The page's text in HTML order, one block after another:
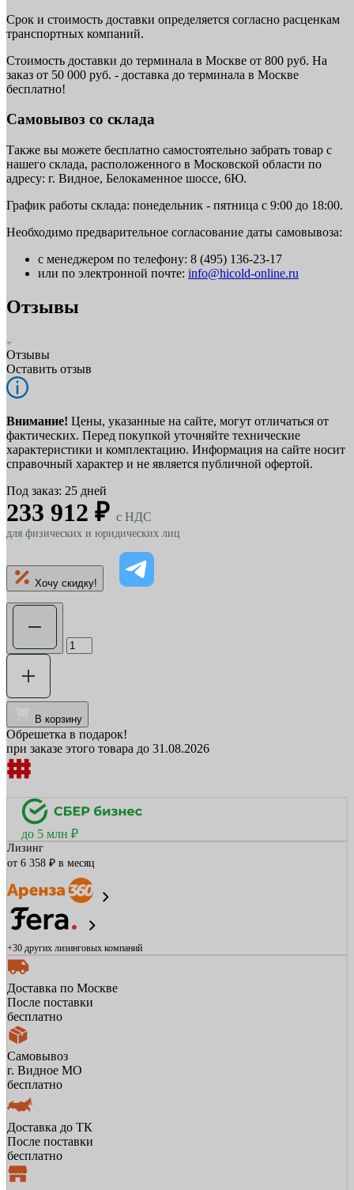
Срок и стоимость доставки определяется согласно расценкам
транспортных компаний.
Стоимость доставки до терминала в Москве от 800 руб. На
заказ от 50 000 руб. - доставка до терминала в Москве
бесплатно!
Самовывоз со склада
Также вы можете бесплатно самостоятельно забрать товар с
нашего склада, расположенного в Московской области по
адресу: г. Видное, Белокаменное шоссе, 6Ю.
График работы склада: понедельник - пятница с 9:00 до 18:00.
Необходимо предварительное согласование даты самовывоза:
с менеджером по телефону: 8 (495) 136-23-17
или по электронной почте: info@hicold-online.ru
Отзывы
Отзывы
Оставить отзыв
Внимание! Цены, указанные на сайте, могут отличаться от
фактических. Перед покупкой уточняйте технические
характеристики и комплектацию. Информация на сайте носит
справочный характер и не является публичной офертой.
Под заказ: 25 дней
233 912 ₽ c НДС
для физических и юридических лиц
Хочу скидку!
В корзину
Обрешетка в подарок!
при заказе этого товара до 31.08.2026
до 5 млн ₽
Лизинг
от 6 358 ₽ в месяц
+30 других лизинговых компаний
Доставка по Москве
После поставки
бесплатно
Самовывоз
г. Видное МО
бесплатно
Доставка до ТК
После поставки
бесплатно